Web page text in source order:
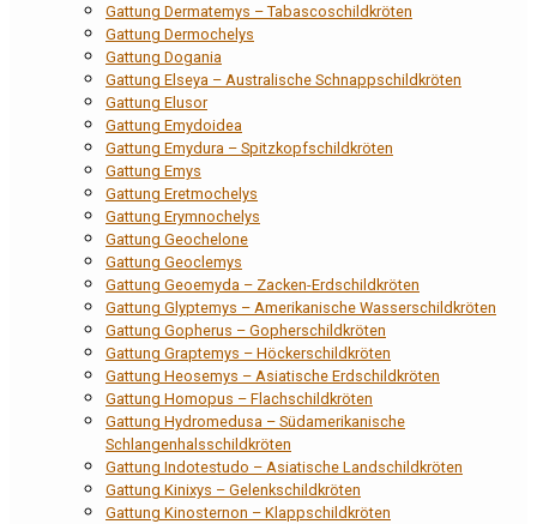
Gattung Dermatemys – Tabascoschildkröten
Gattung Dermochelys
Gattung Dogania
Gattung Elseya – Australische Schnappschildkröten
Gattung Elusor
Gattung Emydoidea
Gattung Emydura – Spitzkopfschildkröten
Gattung Emys
Gattung Eretmochelys
Gattung Erymnochelys
Gattung Geochelone
Gattung Geoclemys
Gattung Geoemyda – Zacken-Erdschildkröten
Gattung Glyptemys – Amerikanische Wasserschildkröten
Gattung Gopherus – Gopherschildkröten
Gattung Graptemys – Höckerschildkröten
Gattung Heosemys – Asiatische Erdschildkröten
Gattung Homopus – Flachschildkröten
Gattung Hydromedusa – Südamerikanische
Schlangenhalsschildkröten
Gattung Indotestudo – Asiatische Landschildkröten
Gattung Kinixys – Gelenkschildkröten
Gattung Kinosternon – Klappschildkröten